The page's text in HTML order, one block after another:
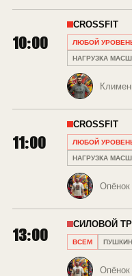
10:00
CROSSFIT
ЛЮБОЙ
НАГРУЗКА
11:00
CROSSFIT
ЛЮБОЙ
НАГРУЗКА
Опёнок
13:00 СИЛОВОЙ
ВСЕМ
Опёнок